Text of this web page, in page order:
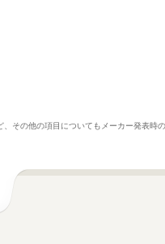
その他の項目についてもメーカー発表時